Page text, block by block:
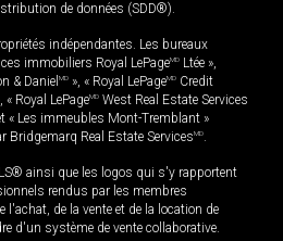
de données (SDD®).
indépendantes. Les bureaux
immobiliers Royal LePageMD Ltée »,
& Daniel MD », « Royal LePageMD Credit
« Royal LePageMD West Real Estate Services
« Les immeubles Mont-Tremblant »
Bridgemarq Real Estate ServicesMD.
ainsi que les logos qui s'y rapportent
rendus par les membres
l'achat, de la vente et de la location de
d'un système de vente collaborative.